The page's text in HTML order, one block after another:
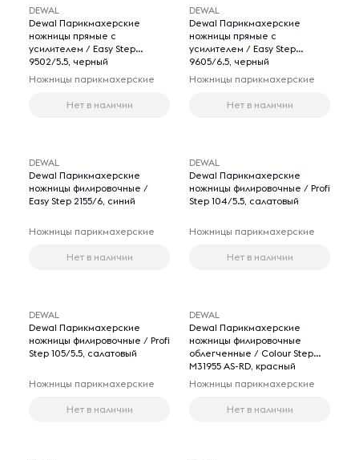
DEWAL
Dewal Парикмахерские
ножницы прямые с
усилителем / Easy Step
9502/5.5, черный
Ножницы парикмахерские
Нет в наличии
DEWAL
Dewal Парикмахерские
ножницы прямые с
усилителем / Easy Step
9605/6.5, черный
Ножницы парикмахерские
Нет в наличии
DEWAL
Dewal Парикмахерские
ножницы филировочные /
Easy Step 2155/6, синий
Ножницы парикмахерские
Нет в наличии
DEWAL
Dewal Парикмахерские
ножницы филировочные / Profi
Step 104/5.5, салатовый
Ножницы парикмахерские
Нет в наличии
DEWAL
Dewal Парикмахерские
ножницы филировочные / Profi
Step 105/5.5, салатовый
Ножницы парикмахерские
Нет в наличии
DEWAL
Dewal Парикмахерские
ножницы филировочные
облегченные / Colour Step
М31955 AS-RD, красный
Ножницы парикмахерские
Нет в наличии